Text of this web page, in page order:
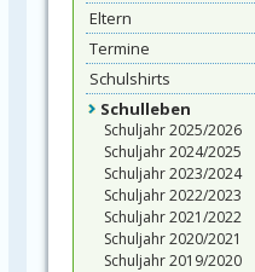
Eltern
Termine
Schulshirts
Schulleben
Schuljahr 2025/2026
Schuljahr 2024/2025
Schuljahr 2023/2024
Schuljahr 2022/2023
Schuljahr 2021/2022
Schuljahr 2020/2021
Schuljahr 2019/2020